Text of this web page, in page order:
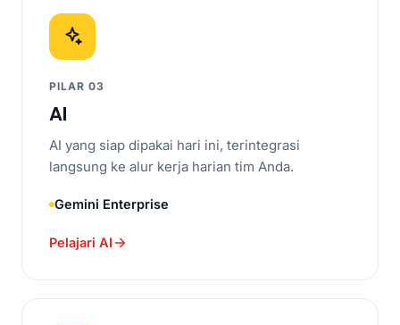
PILAR 03
AI
AI yang siap dipakai hari ini, terintegrasi
langsung ke alur kerja harian tim Anda.
Gemini Enterprise
Pelajari AI